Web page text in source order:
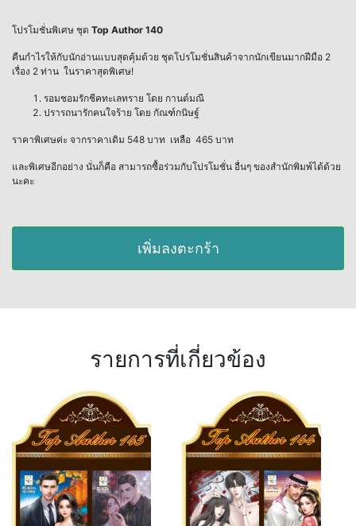
โปรโมชั่นพิเศษ ชุด Top Author 140
คืนกำไรให้กับนักอ่านแบบสุดคุ้มด้วย ชุดโปรโมชั่นสินค้าจากนักเขียนมากฝีมือ 2
เรื่อง 2 ท่าน ในราคาสุดพิเศษ!
รอมชอมรักชีคทะเลทราย โดย กานต์มณี
ปรารถนารักคนใจร้าย โดย กัณฑ์กนิษฐ์
ราคาพิเศษค่ะ จากราคาเดิม 548 บาท เหลือ 465 บาท
และพิเศษอีกอย่าง นั่นก็คือ สามารถซื้อร่วมกับโปรโมชั่น อื่นๆ ของสำนักพิมพ์ได้ด้วย
นะคะ
เพิ่มลงตะกร้า
รายการที่เกี่ยวข้อง